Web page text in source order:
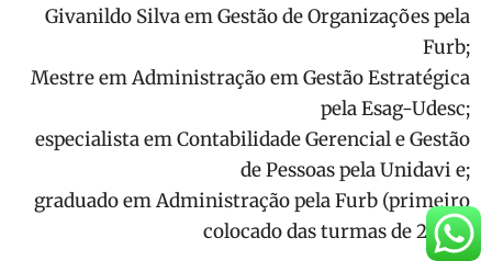
Givanildo Silva em Gestão de Organizações pela
Furb;
Mestre em Administração em Gestão Estratégica
pela Esag-Udesc;
especialista em Contabilidade Gerencial e Gestão
de Pessoas pela Unidavi e;
graduado em Administração pela Furb (primeiro
colocado das turmas de 2002).